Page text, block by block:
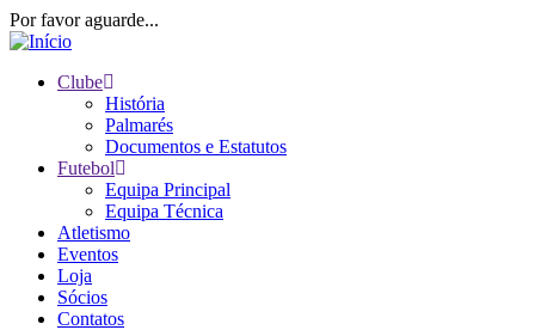
Passar
para
conteúdo
Por favor aguarde...
navigation
Clube
História
Palmarés
Documentos e Estatutos
Futebol
Equipa Principal
Equipa Técnica
Atletismo
Eventos
Loja
Sócios
Contatos